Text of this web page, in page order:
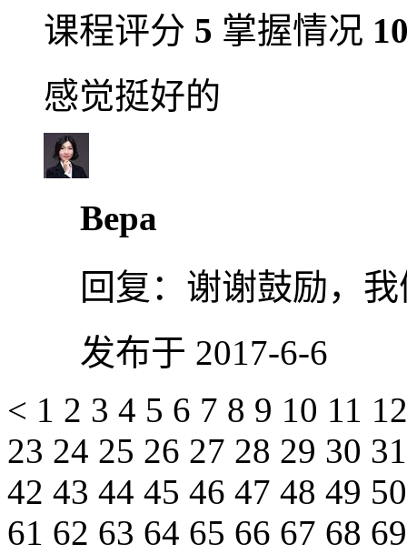
课程评分 5 掌握情况
感觉挺好的
Вера
回复： 谢谢鼓励，
发布于 2017-6-6
< 1 2 3 4 5 6 7 8 9 10 11
23 24 25 26 27 28 29 30
42 43 44 45 46 47 48 49
61 62 63 64 65 66 67 68